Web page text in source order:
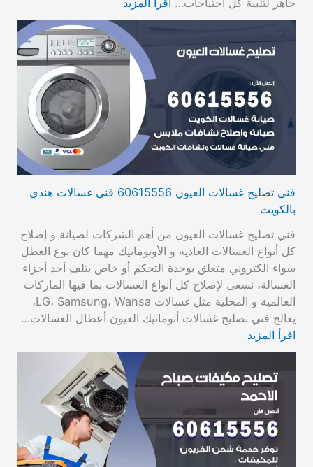
فني تصليح غسالات العيون 60615556 فني غسالات هندي
بالكويت
فني تصليح غسالات العيون من أهم الشركات لصيانة و إصلاح
كل أنواع الغسالات العادية و الأوتوماتيك مهما كان نوع العطل
سواء الكتروني متعلق بوحدة التحكم أو خاص بتلف أحد أجزاء
الغسالة، نسعى لإصلاح كل أنواع الغسالات بما فيها الماركات
العالمية و المحلية مثل غسالات LG، Samsung، Wansa،
يعالج فني تصليح غسالات أتوماتيك العيون أعطال الغسالات…
اقرأ المزيد